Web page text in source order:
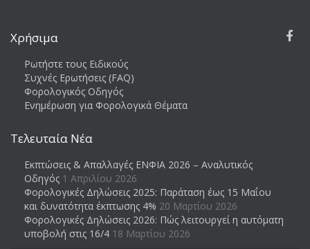
Χρήσιμα
Ρωτήστε τους Ειδικούς
Συχνές Ερωτήσεις (FAQ)
Φορολογικός Οδηγός
Ενημέρωση για Φορολογικά Θέματα
Τελευταία Νέα
Εκπτώσεις & Απαλλαγές ΕΝΦΙΑ 2026 – Αναλυτικός
Οδηγός 1 Απριλίου 2026
Φορολογικές Δηλώσεις 2025: Παράταση έως 15 Μαΐου
και δυνατότητα έκπτωσης 4% 20 Μαρτίου 2026
Φορολογικές Δηλώσεις 2026: Πώς λειτουργεί η αυτόματη
υποβολή στις 16/4 18 Μαρτίου 2026